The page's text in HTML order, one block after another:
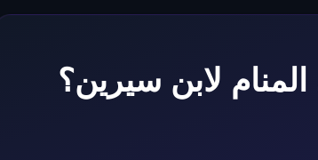
لابن سيرين؟